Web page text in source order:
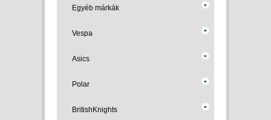
Egyéb márkák
Vespa
Asics
Polar
BritishKnights